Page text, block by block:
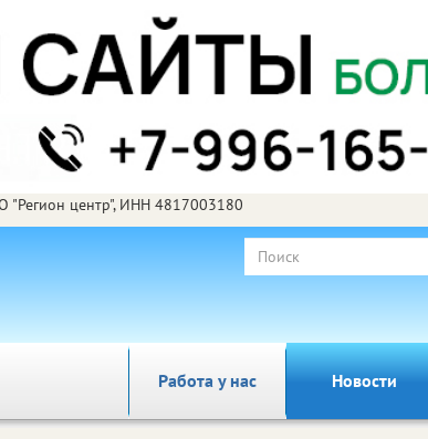
"Регион центр", ИНН 4817003180
Работа у нас Новости